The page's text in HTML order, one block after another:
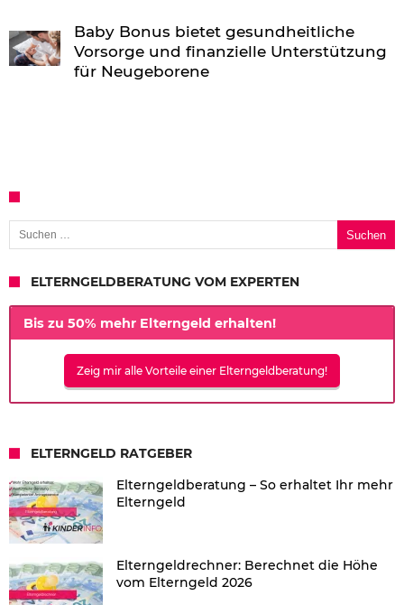
Baby Bonus bietet gesundheitliche
Vorsorge und finanzielle Unterstützung
für Neugeborene
Suchen nach:
ELTERNGELDBERATUNG VOM EXPERTEN
Bis zu 50% mehr Elterngeld erhalten!
Zeig mir alle Vorteile einer Elterngeldberatung!
ELTERNGELD RATGEBER
Elterngeldberatung – So erhaltet Ihr mehr
Elterngeld
Elterngeldrechner: Berechnet die Höhe
vom Elterngeld 2026